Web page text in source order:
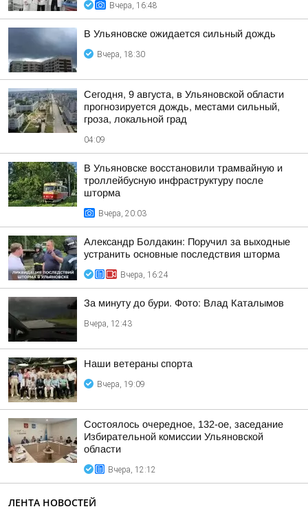
Вчера, 16:48
В Ульяновске ожидается сильный дождь
Вчера, 18:30
Сегодня, 9 августа, в Ульяновской области
прогнозируется дождь, местами сильный,
гроза, локальной град
04:09
В Ульяновске восстановили трамвайную и
троллейбусную инфраструктуру после
шторма
Вчера, 20:03
Александр Болдакин: Поручил за выходные
устранить основные последствия шторма
Вчера, 16:24
За минуту до бури. Фото: Влад Каталымов
Вчера, 12:43
Наши ветераны спорта
Вчера, 19:09
Состоялось очередное, 132-ое, заседание
Избирательной комиссии Ульяновской
области
Вчера, 12:12
ЛЕНТА НОВОСТЕЙ